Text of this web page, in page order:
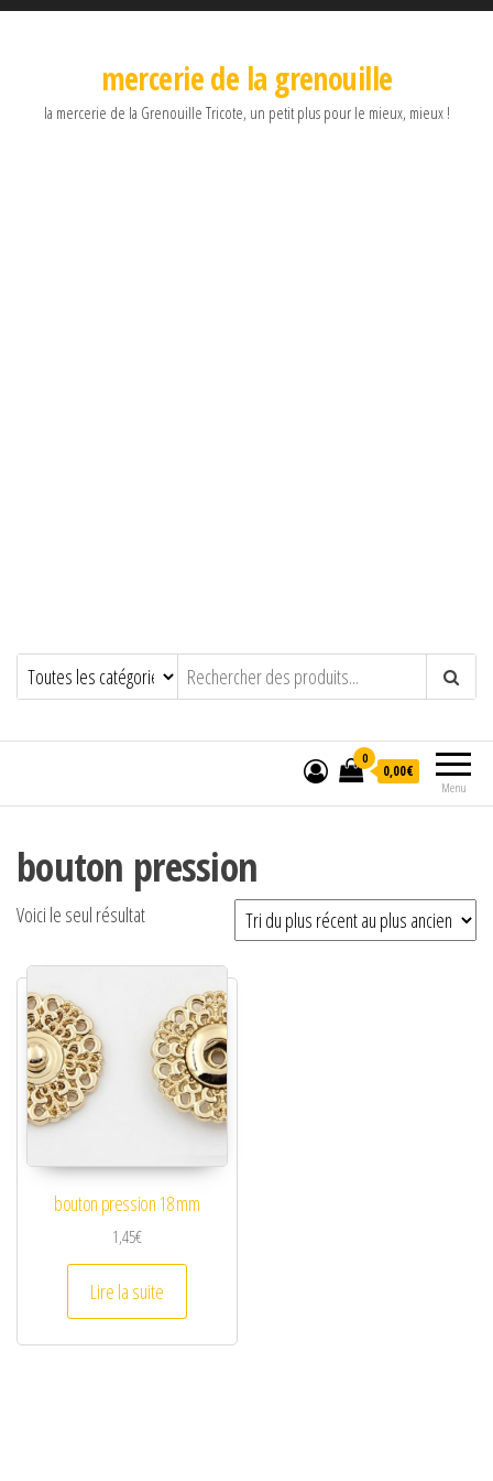
mercerie de la grenouille
la mercerie de la Grenouille Tricote, un petit plus pour le mieux, mieux !
Menu
0
0,00€
bouton pression
Voici le seul résultat
bouton pression 18 mm
1,45€
Lire la suite